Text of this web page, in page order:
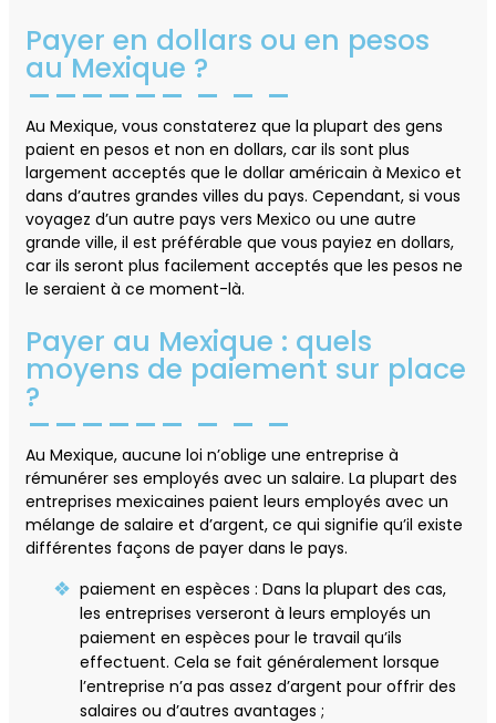
Payer en dollars ou en pesos
au Mexique ?
Au Mexique, vous constaterez que la plupart des gens
paient en pesos et non en dollars, car ils sont plus
largement acceptés que le dollar américain à Mexico et
dans d’autres grandes villes du pays. Cependant, si vous
voyagez d’un autre pays vers Mexico ou une autre
grande ville, il est préférable que vous payiez en dollars,
car ils seront plus facilement acceptés que les pesos ne
le seraient à ce moment-là.
Payer au Mexique : quels
moyens de paiement sur place
?
Au Mexique, aucune loi n’oblige une entreprise à
rémunérer ses employés avec un salaire. La plupart des
entreprises mexicaines paient leurs employés avec un
mélange de salaire et d’argent, ce qui signifie qu’il existe
différentes façons de payer dans le pays.
paiement en espèces : Dans la plupart des cas,
les entreprises verseront à leurs employés un
paiement en espèces pour le travail qu’ils
effectuent. Cela se fait généralement lorsque
l’entreprise n’a pas assez d’argent pour offrir des
salaires ou d’autres avantages ;